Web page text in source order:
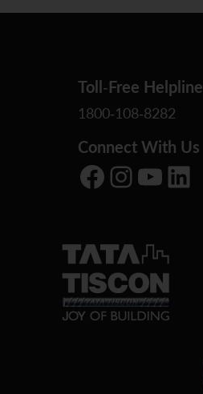
Toll-Free Helpline
1800-108-8282
Connect With Us
Facebook Instagram YouTube LinkedIn